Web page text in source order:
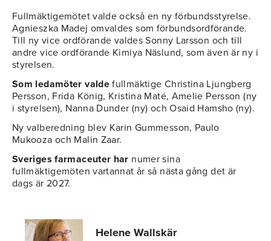
Fullmäktigemötet valde också en ny förbundsstyrelse.
Agnieszka Madej omvaldes som förbundsordförande.
Till ny vice ordförande valdes Sonny Larsson och till
andre vice ordförande Kimiya Näslund, som även är ny i
styrelsen.
Som ledamöter valde fullmäktige Christina Ljungberg
Persson, Frida König, Kristina Maté, Amelie Persson (ny
i styrelsen), Nanna Dunder (ny) och Osaid Hamsho (ny).
Ny valberedning blev Karin Gummesson, Paulo
Mukooza och Malin Zaar.
Sveriges farmaceuter har numer sina
fullmäktigemöten vartannat år så nästa gång det är
dags är 2027.
Helene Wallskär